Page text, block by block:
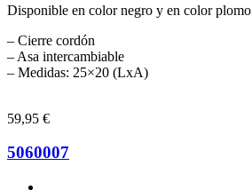
Disponible en color negro y en color plomo
– Cierre cordón
– Asa intercambiable
– Medidas: 25×20 (LxA)
59,95 €
5060007